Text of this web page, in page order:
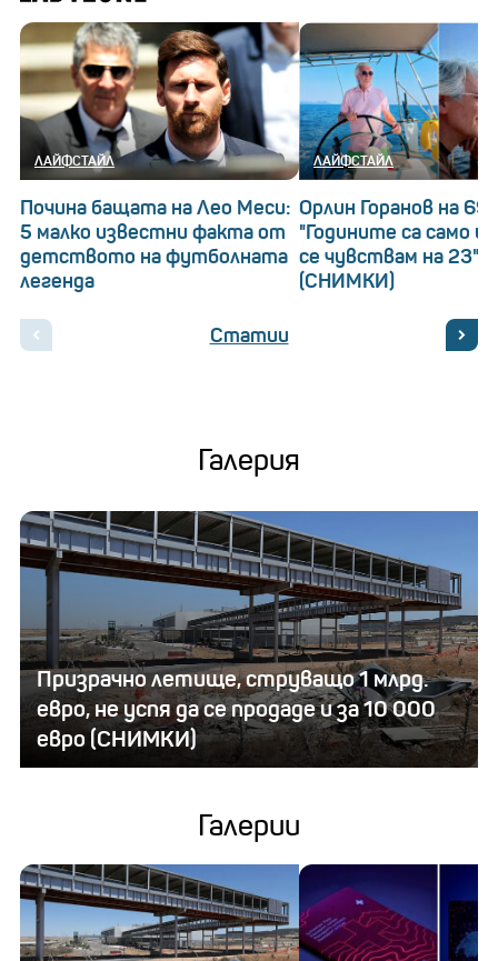
ЛАЙФСТАЙЛ
Почина бащата на Лео Меси:
5 малко известни факта от
детството на футболната
легенда
ЛАЙФСТАЙЛ
Орлин Горанов на 69!
"Годините са само
се чувствам на 23"
(СНИМКИ)
Статии
Галерия
Призрачно летище, струващо 1 млрд.
евро, не успя да се продаде и за 10 000
евро (СНИМКИ)
Галерии